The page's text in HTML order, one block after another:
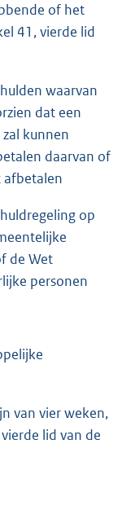
of het
41, vierde lid
waarvan
dat een
kunnen
daarvan of
afbetalen
op
de Wet
personen
van vier weken,
lid van de